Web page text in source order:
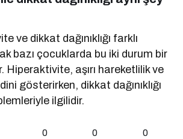
ve dikkat dağınıklığı farklı
bazı çocuklarda bu iki durum bir
Hiperaktivite, aşırı hareketlilik ve
gösterirken, dikkat dağınıklığı
ilgilidir.
0 0 0